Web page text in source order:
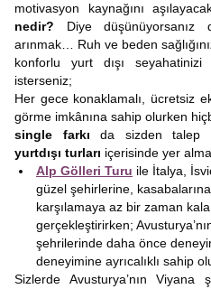
motivasyon kaynağını
nedir? Diye
arınmak… Ruh ve beden
konforlu yurt dışı
isterseniz;
Her gece konaklamalı, ücretsiz
görme imkânına sahip olurken
single farkı da sizden talep
yurtdışı turları içerisinde yer
Alp Gölleri Turu ile İtalya,
güzel şehirlerine,
karşılamaya az bir zaman
gerçekleştirirken;
şehrilerinde daha önce
deneyimine ayrıcalıklı sahip
Sizlerde Avusturya’nın